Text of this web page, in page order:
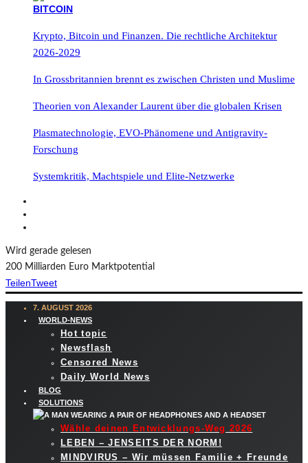
Krypto, Bitcoin und Finanzen. Die rechtliche Architektur
2026-2029
In Grossbritannien brennt es zwischen Christen und Muslime
Theorien von Alexander Laurent über die globalen Krisen
Plasmatechnologie, EVO-Phänomene und Antigravity-
Forschung
Systemkritik, Machtspiele und Elite-Netzwerke
Wird gerade gelesen
200 Milliarden Euro Marktpotential
TeilenTweet
7. AUGUST 2026
WORLD-NEWS
Hot topic
Newsflash
Censored News
Daily World News
BLOG
SOLUTIONS
Wähle deinen Entwicklungs-Weg 2026
LEBEN – JENSEITS DER NORM!
MINDVIRUS – Wir müssen Familie + Freunde